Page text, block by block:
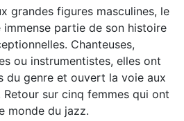
grandes figures masculines, le
partie de son histoire
Chanteuses,
ou instrumentistes, elles ont
du genre et ouvert la voie aux
sur cinq femmes qui ont
monde du jazz.